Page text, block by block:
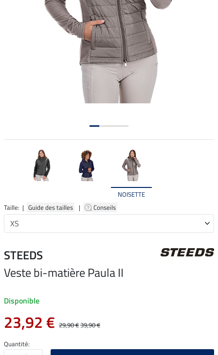
NOISETTE
Taille: | Guide des tailles | Conseils
STEEDS
Veste bi-matière Paula II
Disponible
23,92 € 29,90 €39,90 €
Quantité: